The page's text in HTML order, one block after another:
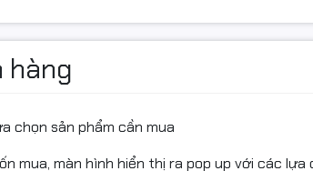
hàng
chọn sản phẩm cần mua
mua, màn hình hiển thị ra pop up với các lựa